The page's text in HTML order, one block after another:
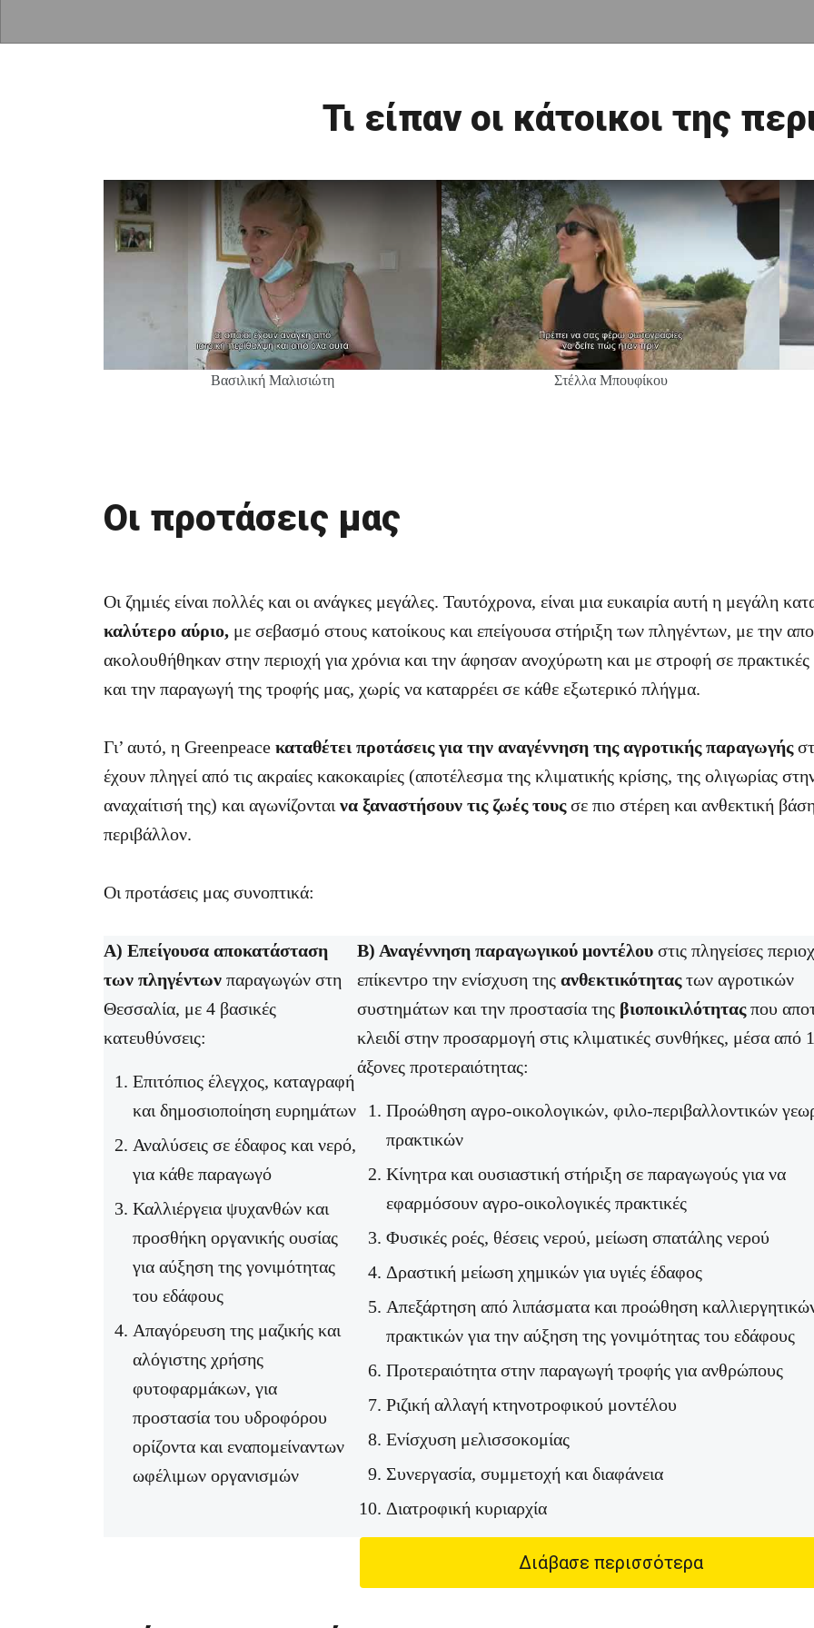
Τι είπαν οι κάτοικοι της
Βασιλική Μαλισιώτη Στέλλα Μπουφίκου
Οι προτάσεις μας
Οι ζημιές είναι πολλές και οι ανάγκες μεγάλες. Ταυτόχρονα, είναι μια ευκαιρία αυτή η μεγάλη
καλύτερο αύριο, με σεβασμό στους κατοίκους και επείγουσα στήριξη των πληγέντων, με την
ακολουθήθηκαν στην περιοχή για χρόνια και την άφησαν ανοχύρωτη και με στροφή σε
και την παραγωγή της τροφής μας, χωρίς να καταρρέει σε κάθε εξωτερικό πλήγμα.
Γι’ αυτό, η Greenpeace καταθέτει προτάσεις για την αναγέννηση της αγροτικής παραγωγής
έχουν πληγεί από τις ακραίες κακοκαιρίες (αποτέλεσμα της κλιματικής κρίσης, της ολιγωρίας
αναχαίτισή της) και αγωνίζονται να ξαναστήσουν τις ζωές τουςσε πιο στέρεη και ανθεκτική
περιβάλλον.
Οι προτάσεις μας συνοπτικά:
Α) Επείγουσα αποκατάσταση
των πληγέντων παραγωγών στη
Θεσσαλία, με 4 βασικές
κατευθύνσεις:
Επιτόπιος έλεγχος, καταγραφή
και δημοσιοποίηση ευρημάτων
Αναλύσεις σε έδαφος και νερό,
για κάθε παραγωγό
Καλλιέργεια ψυχανθών και
προσθήκη οργανικής ουσίας
για αύξηση της γονιμότητας
του εδάφους
Απαγόρευση της μαζικής και
αλόγιστης χρήσης
φυτοφαρμάκων, για
προστασία του υδροφόρου
ορίζοντα και εναπομείναντων
ωφέλιμων οργανισμών
Β) Αναγέννηση παραγωγικού μοντέλου στις πληγείσες
επίκεντρο την ενίσχυση της ανθεκτικότηταςτων αγροτικών
συστημάτων και την προστασία της βιοποικιλότηταςπου
κλειδί στην προσαρμογή στις κλιματικές συνθήκες, μέσα από
άξονες προτεραιότητας:
Προώθηση αγρο-οικολογικών, φιλο-περιβαλλοντικών
πρακτικών
Κίνητρα και ουσιαστική στήριξη σε παραγωγούς για να
εφαρμόσουν αγρο-οικολογικές πρακτικές
Φυσικές ροές, θέσεις νερού, μείωση σπατάλης νερού
Δραστική μείωση χημικών για υγιές έδαφος
Απεξάρτηση από λιπάσματα και προώθηση
πρακτικών για την αύξηση της γονιμότητας του εδάφους
Προτεραιότητα στην παραγωγή τροφής για ανθρώπους
Ριζική αλλαγή κτηνοτροφικού μοντέλου
Ενίσχυση μελισσοκομίας
Συνεργασία, συμμετοχή και διαφάνεια
Διατροφική κυριαρχία
Διάβασε περισσότερα